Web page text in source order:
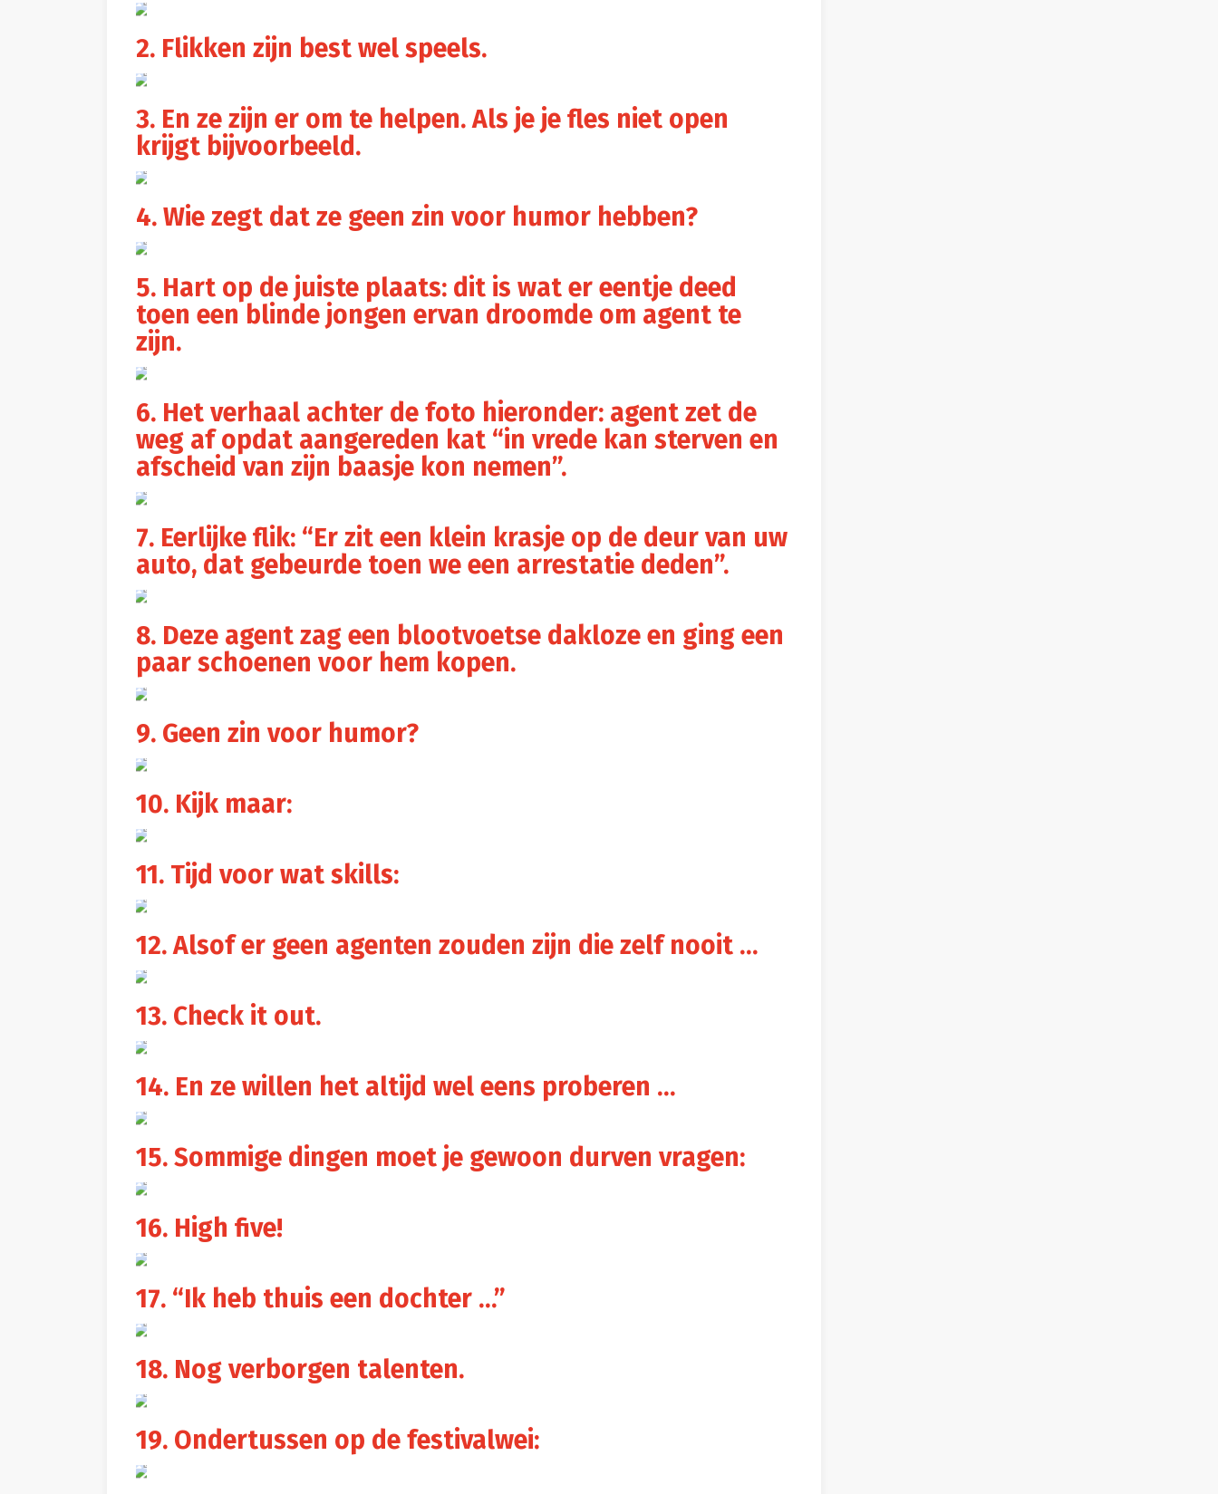
2. Flikken zijn best wel speels.
3. En ze zijn er om te helpen. Als je je fles niet open
krijgt bijvoorbeeld.
4. Wie zegt dat ze geen zin voor humor hebben?
5. Hart op de juiste plaats: dit is wat er eentje deed
toen een blinde jongen ervan droomde om agent te
zijn.
6. Het verhaal achter de foto hieronder: agent zet de
weg af opdat aangereden kat “in vrede kan sterven en
afscheid van zijn baasje kon nemen”.
7. Eerlijke flik: “Er zit een klein krasje op de deur van uw
auto, dat gebeurde toen we een arrestatie deden”.
8. Deze agent zag een blootvoetse dakloze en ging een
paar schoenen voor hem kopen.
9. Geen zin voor humor?
10. Kijk maar:
11. Tijd voor wat skills:
12. Alsof er geen agenten zouden zijn die zelf nooit …
13. Check it out.
14. En ze willen het altijd wel eens proberen …
15. Sommige dingen moet je gewoon durven vragen:
16. High five!
17. “Ik heb thuis een dochter …”
18. Nog verborgen talenten.
19. Ondertussen op de festivalwei: